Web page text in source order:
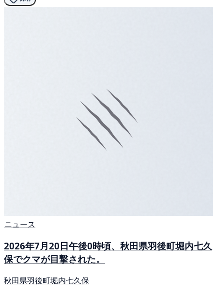
ニュース
2026年7月20日午後0時頃、秋田県羽後町堀内七久
保でクマが目撃された。
秋田県羽後町堀内七久保